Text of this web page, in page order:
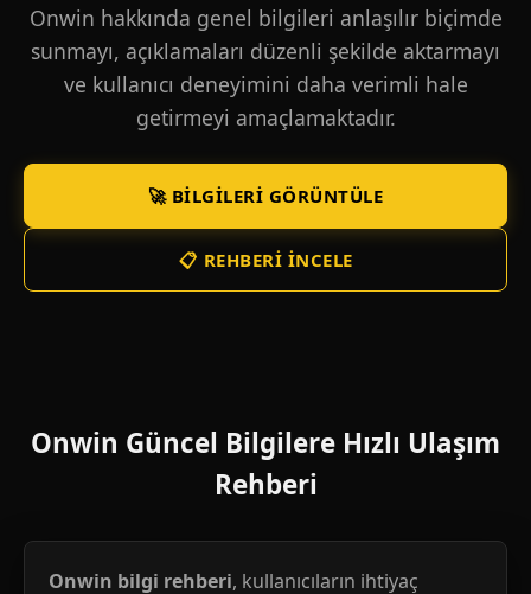
Onwin hakkında genel bilgileri anlaşılır biçimde
sunmayı, açıklamaları düzenli şekilde aktarmayı
ve kullanıcı deneyimini daha verimli hale
getirmeyi amaçlamaktadır.
🚀 BILGILERI GÖRÜNTÜLE
📋 REHBERI İNCELE
Onwin Güncel Bilgilere Hızlı Ulaşım
Rehberi
Onwin bilgi rehberi, kullanıcıların ihtiyaç